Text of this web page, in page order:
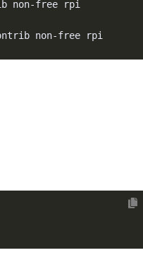
non-free rpi
non-free rpi